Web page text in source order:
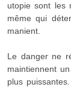
utopie sont les
même qui
manient.
Le danger ne
maintiennent
plus